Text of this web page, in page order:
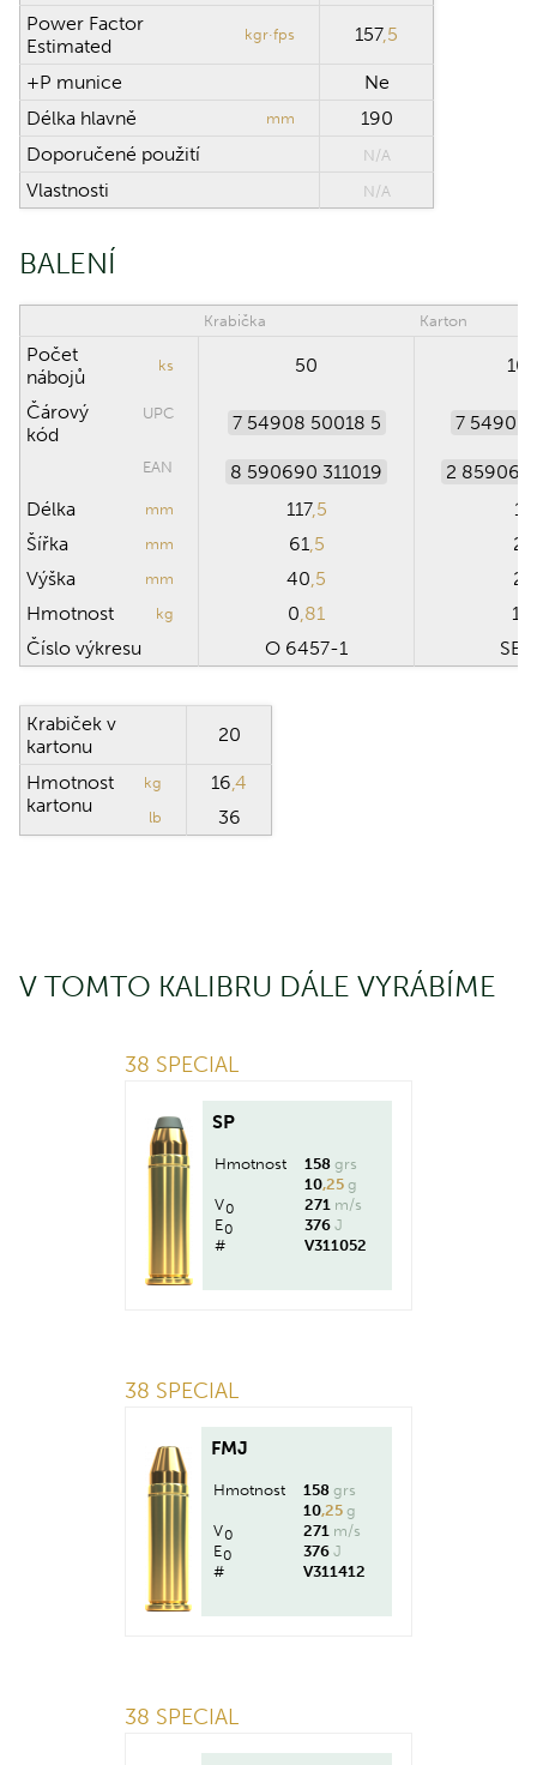
Power Factor
Estimated
kgr·fps 157,5
+P munice
Ne
Délka hlavně
mm
190
Doporučené použití
N/A
Vlastnosti N/A
BALENÍ
Krabička Karton
Počet
nábojů
ks 50
Čárový
kód
UPC 7 54908 50018 5 7 54908
EAN 8 590690 311019
2 859069
Délka
mm 117,5
Šířka
mm 61 ,5
Výška
mm 40 ,5
Hmotnost
kg 0 ,81 16
Číslo výkresu
O 6457-1 SB
Krabiček v
kartonu
20
Hmotnost
kartonu
kg 16 ,4
lb 36
V TOMTO KALIBRU DÁLE VYRÁBÍME
38 SPECIAL
SP
Hmotnost 158 grs
10,25 g
V0 271 m/s
E0 376 J
#
V311052
38 SPECIAL
FMJ
Hmotnost 158 grs
10,25 g
V0 271 m/s
E0 376 J
#
V311412
38 SPECIAL